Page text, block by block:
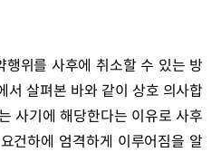
위를 사후에 취소할 수 있는 방
서 살펴본 바와 같이 상호 의사합
사기에 해당한다는 이유로 사후
건하에 엄격하게 이루어짐을 알